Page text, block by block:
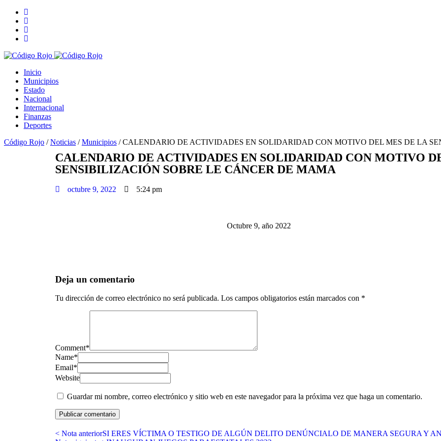
Inicio
Municipios
Estado
Nacional
Internacional
Finanzas
Deportes
Código Rojo /Noticias /Municipios /CALENDARIO DE ACTIVIDADES EN SOLIDARIDAD CON MOTIVO DEL MES DE LA
CALENDARIO DE ACTIVIDADES EN SOLIDARIDAD CON MOTIVO
SENSIBILIZACIÓN SOBRE LE CÁNCER DE MAMA
octubre 9, 2022 5:24 pm
Octubre 9, año 2022
Deja un comentario
Tu dirección de correo electrónico no será publicada. Los campos obligatorios están marcados con *
Comment*
Name*
Email*
Website
Guardar mi nombre, correo electrónico y sitio web en este navegador para la próxima vez que haga un comentario.
< Nota anteriorSI ERES VÍCTIMA O TESTIGO DE ALGÚN DELITO DENÚNCIALO DE MANERA SEGURA Y